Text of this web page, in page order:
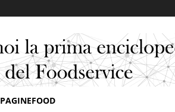
PAGINEFOOD